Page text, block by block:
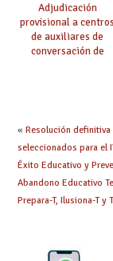
Adjudicación
provisional a centros
de auxiliares de
conversación de
« Resolución definitiva
seleccionados para el
Éxito Educativo y
Abandono Educativo
Prepara-T, Ilusiona-T y